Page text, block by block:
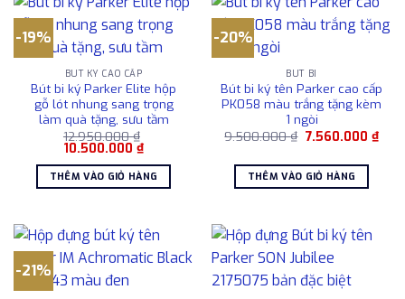
-19%
BÚT KÝ CAO CẤP
Bút bi ký Parker Elite hộp
gỗ lót nhung sang trọng
làm quà tặng, sưu tầm
12.950.000₫
Giá
là:
12.950.000 ₫.
10.500.000 ₫Giá
hiện
tại
là:
10.500.000 ₫.
THÊM VÀO GIỎ HÀNG
-20%
BÚT BI
Bút bi ký tên Parker cao cấp
PK058 màu trắng tặng kèm
1 ngòi
9.500.000₫ Giá
9.500.000 ₫.
7.560.000 ₫Giá
hiện
THÊM VÀO GIỎ HÀNG
-21%